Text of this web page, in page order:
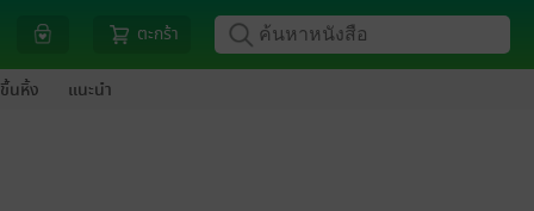
ตะกร้า
นหิ้ง แนะนำ